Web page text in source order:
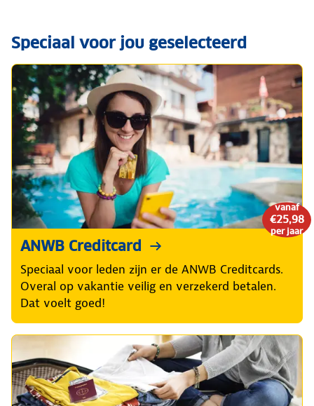
Speciaal voor jou geselecteerd
vanaf
€25,98
per jaar
ANWB Creditcard
Speciaal voor leden zijn er de ANWB Creditcards.
Overal op vakantie veilig en verzekerd betalen.
Dat voelt goed!